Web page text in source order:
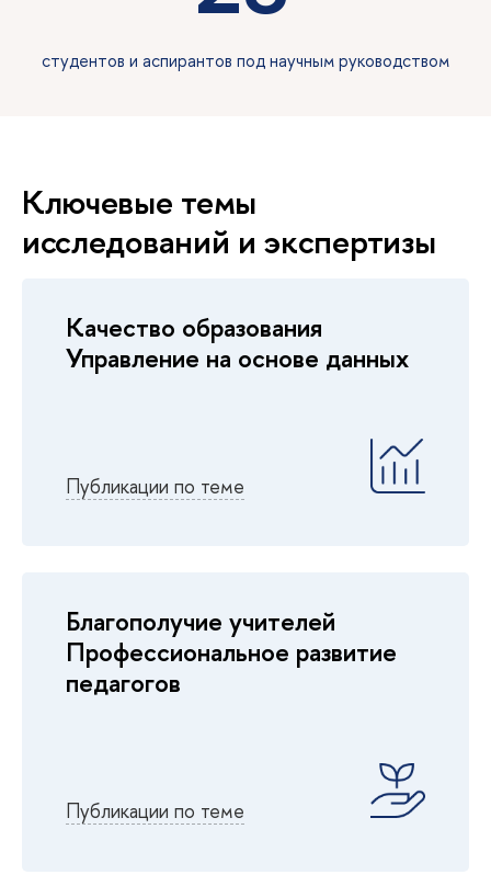
студентов и аспирантов под научным руководством
Ключевые темы
исследований и экспертизы
Качество образования
Управление на основе данных
Публикации по теме
Благополучие учителей
Профессиональное развитие
педагогов
Публикации по теме